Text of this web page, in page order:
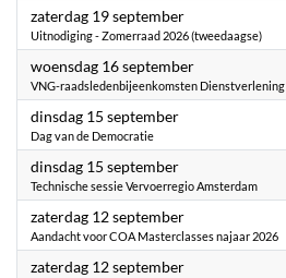
zaterdag 19 september2026
Uitnodiging - Zomerraad 2026 (tweedaagse)
woensdag 16 september2026
VNG-raadsledenbijeenkomsten Dienstverlening
dinsdag 15 september2026
Dag van de Democratie
dinsdag 15 september2026
Technische sessie Vervoerregio Amsterdam
zaterdag 12 september2026
Aandacht voor COA Masterclasses najaar 2026
zaterdag 12 september2026